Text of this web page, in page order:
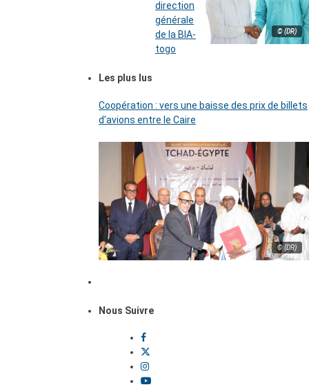
© (DR)
direction
générale
de la BIA-
togo
Les plus lus
Coopération : vers une baisse des prix de billets
d’avions entre le Caire
© (DR)
Nous Suivre